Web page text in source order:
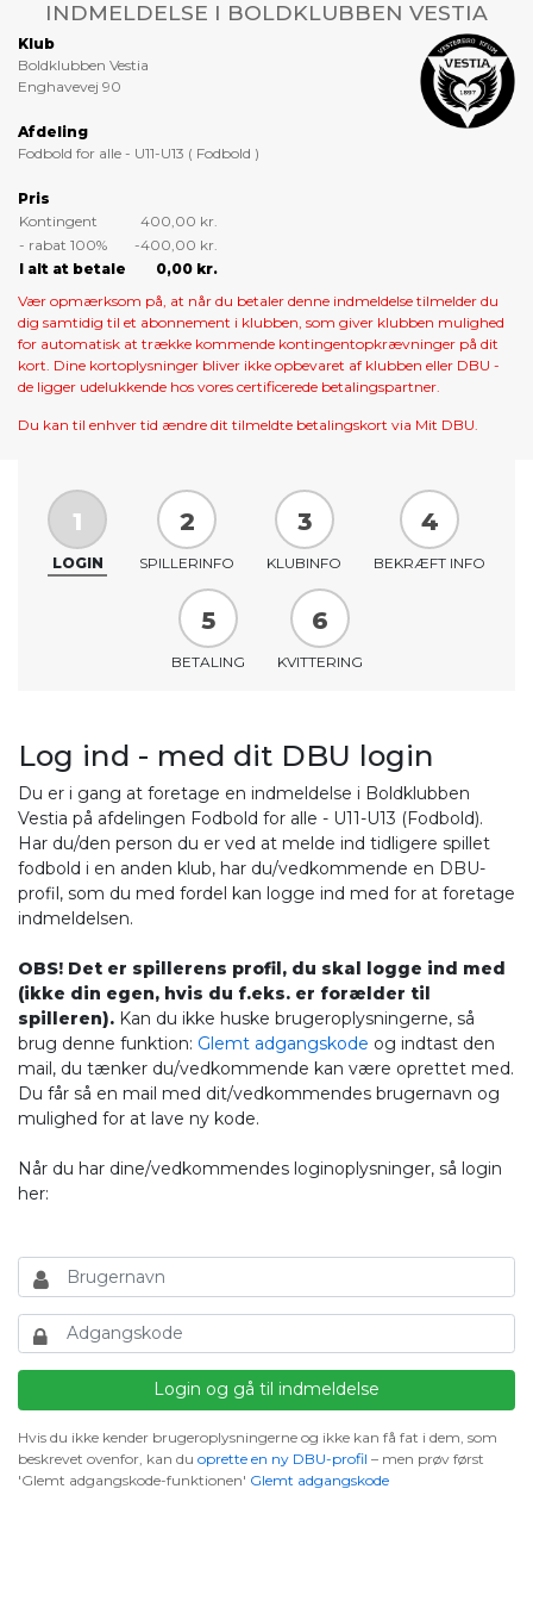
INDMELDELSE I BOLDKLUBBEN VESTIA
Klub
Boldklubben Vestia
Enghavevej 90
Afdeling
Fodbold for alle - U11-U13 ( Fodbold )
Pris
Kontingent
400,00 kr.
- rabat 100%
-400,00 kr.
I alt at betale
0,00 kr.
Vær opmærksom på, at når du betaler denne indmeldelse tilmelder du
dig samtidig til et abonnement i klubben, som giver klubben mulighed
for automatisk at trække kommende kontingentopkrævninger på dit
kort. Dine kortoplysninger bliver ikke opbevaret af klubben eller DBU -
de ligger udelukkende hos vores certificerede betalingspartner.
Du kan til enhver tid ændre dit tilmeldte betalingskort via Mit DBU.
1
LOGIN
2
SPILLERINFO
3
KLUBINFO
4
BEKRÆFT INFO
5
BETALING
6
KVITTERING
Log ind - med dit DBU login
Du er i gang at foretage en indmeldelse i Boldklubben
Vestia på afdelingen Fodbold for alle - U11-U13 (Fodbold).
Har du/den person du er ved at melde ind tidligere spillet
fodbold i en anden klub, har du/vedkommende en DBU-
profil, som du med fordel kan logge ind med for at foretage
indmeldelsen.
OBS! Det er spillerens profil, du skal logge ind med
(ikke din egen, hvis du f.eks. er forælder til
spilleren). Kan du ikke huske brugeroplysningerne, så
brug denne funktion: Glemt adgangskode og indtast den
mail, du tænker du/vedkommende kan være oprettet med.
Du får så en mail med dit/vedkommendes brugernavn og
mulighed for at lave ny kode.
Når du har dine/vedkommendes loginoplysninger, så login
her:
Hvis du ikke kender brugeroplysningerne og ikke kan få fat i dem, som
beskrevet ovenfor, kan du oprette en ny DBU-profil – men prøv først
'Glemt adgangskode-funktionen' Glemt adgangskode